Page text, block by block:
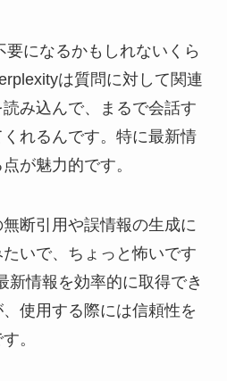
要になるかもしれないくら
は質問に対して関連
み込んで、まるで会話す
れるんです。特に最新情
が魅力的です。
断引用や誤情報の生成に
いで、ちょっと怖いです
新情報を効率的に取得でき
使用する際には信頼性を
。